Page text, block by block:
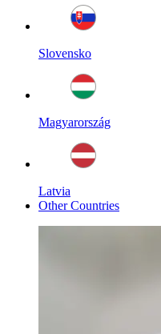
Slovensko
Magyarország
Latvia
Other Countries